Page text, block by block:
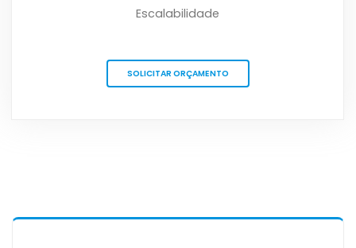
Escalabilidade
SOLICITAR ORÇAMENTO